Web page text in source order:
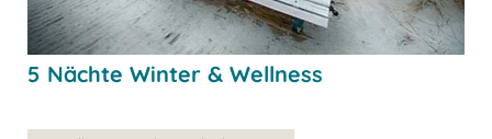
5 Nächte Winter & Wellness